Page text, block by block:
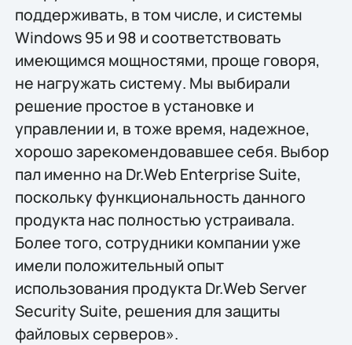
поддерживать, в том числе, и системы
Windows 95 и 98 и соответствовать
имеющимся мощностями, проще говоря,
не нагружать систему. Мы выбирали
решение простое в установке и
управлении и, в тоже время, надежное,
хорошо зарекомендовавшее себя. Выбор
пал именно на Dr.Web Enterprise Suite,
поскольку функциональность данного
продукта нас полностью устраивала.
Более того, сотрудники компании уже
имели положительный опыт
использования продукта Dr.Web Server
Security Suite, решения для защиты
файловых серверов».